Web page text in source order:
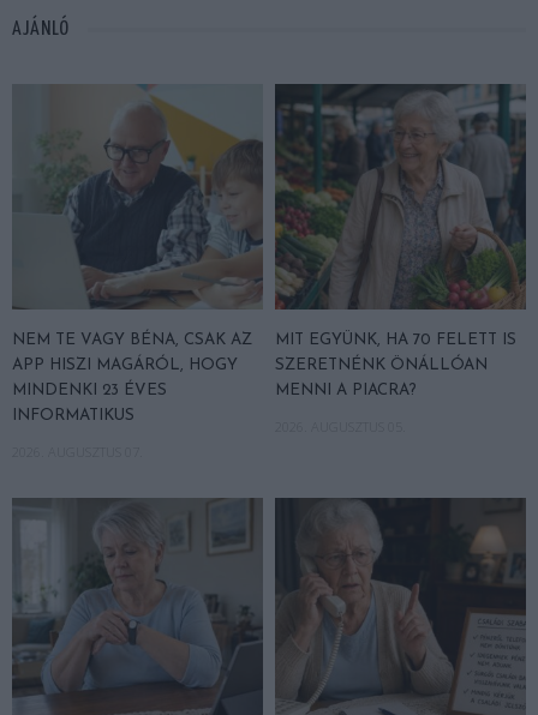
AJÁNLÓ
NEM TE VAGY BÉNA, CSAK AZ
APP HISZI MAGÁRÓL, HOGY
MINDENKI 23 ÉVES
INFORMATIKUS
MIT EGYÜNK, HA 70 FELETT IS
SZERETNÉNK ÖNÁLLÓAN
MENNI A PIACRA?